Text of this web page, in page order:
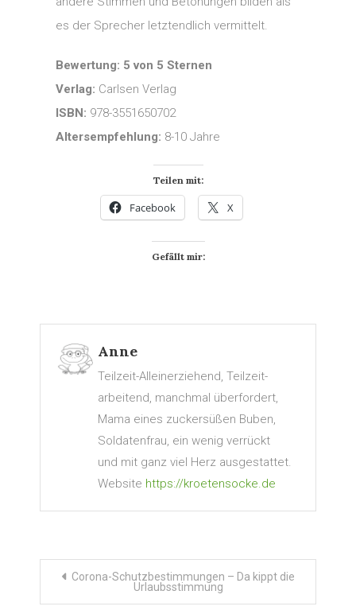
es der Sprecher letztendlich vermittelt.
Bewertung: 5 von 5 Sternen
Verlag: Carlsen Verlag
ISBN: 978-3551650702
Altersempfehlung: 8-10 Jahre
Teilen mit:
Facebook X
Gefällt mir:
Anne
Teilzeit-Alleinerziehend, Teilzeit-
arbeitend, manchmal überfordert,
Mama eines zuckersüßen Buben,
Soldatenfrau, ein wenig verrückt
und mit ganz viel Herz ausgestattet.
Website https://kroetensocke.de
Beitragsnavigation
Corona-Schutzbestimmungen – Da kippt die
Urlaubsstimmung